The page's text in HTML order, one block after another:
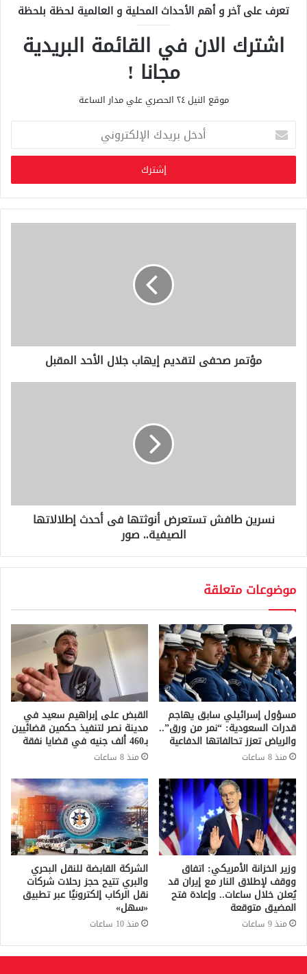
تعرف على آخر و أهم الأحداث المحلية و العالمية لحظة بلحظة
اشترك الان في القائمة البريدية
مجانا !
موقع النيل ٢٤ الحصري علي مدار الساعة
خ
ب
ر
ي
د
ر
ي
مؤتمر صحفى لتقديم إيهاب جلال الأحد المقبل
نسرين طافش تستعرض أنوثتها فى أحدث إطلالاتها
الصيفية.. صور
موضوعات متعلقة
مسؤول إسرائيلي سابق يهاجم
قدرات السعودية: “نمر من ورق”..
والرياض تعزز تحالفاتها الدفاعية
منذ 8 ساعات
القبض على إبراهيم سعيد في
مدينة نصر لتنفيذ حكمين قضائيين
بـ460 ألف جنيه في قضايا نفقة
منذ 8 ساعات
وزير الخزانة الأمريكي: اتفاق
ووقف لإطلاق النار مع إيران قد
يُعلن خلال ساعات.. وإعادة فتح
المضيق متوقعة
منذ 9 ساعات
الشركة القابضة للنقل البحري
والبري تتيح حجز رحلات شركات
نقل الركاب إلكترونيًا عبر تطبيق
«سهل»
منذ 10 ساعات